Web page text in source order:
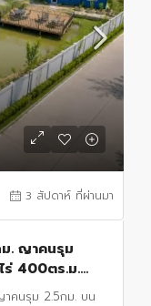
3 สัปดาห์ ที่ผ่านมา
. ญาคนรุม
ร่ 400ตร.ม.
ลาดไท 900 ม.
คนรุม 2.5กม. บน